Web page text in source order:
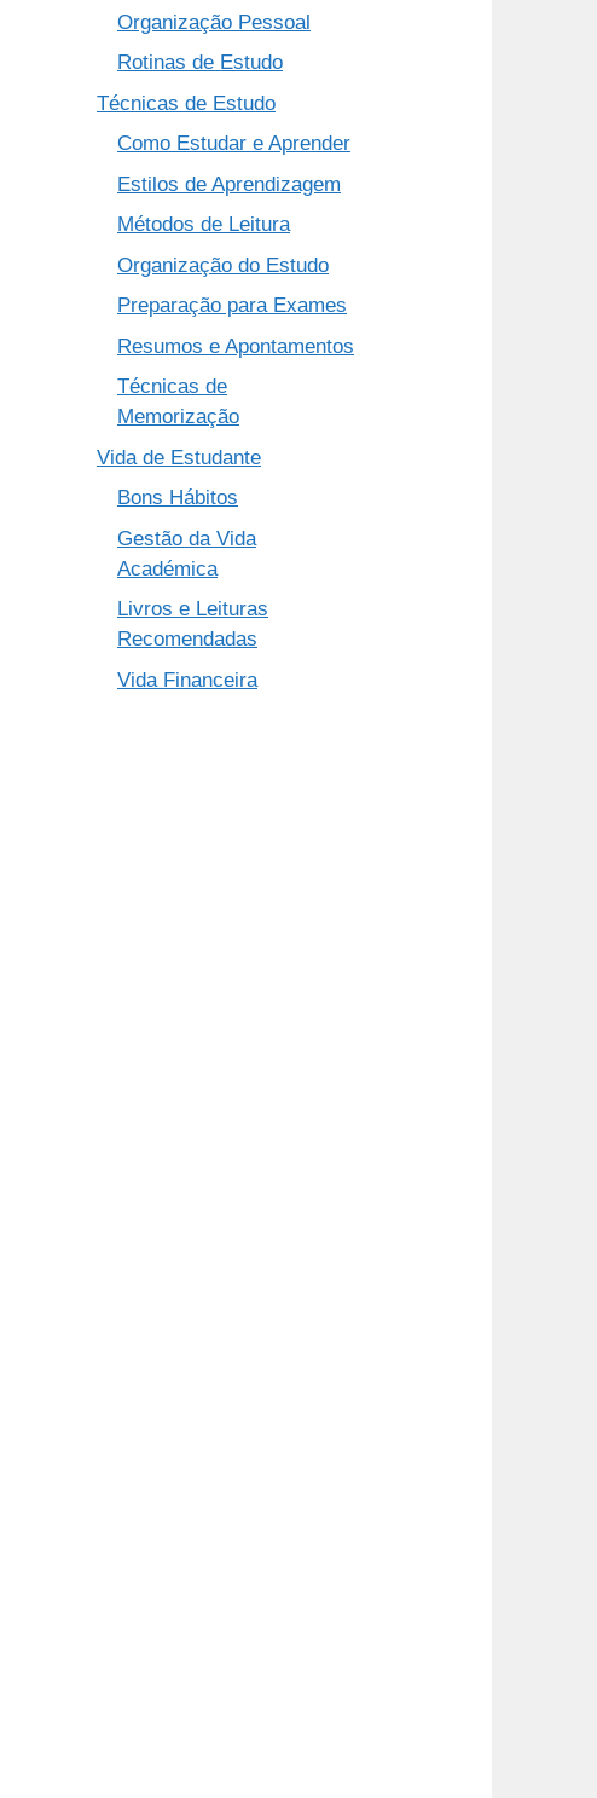
Organização Pessoal
Rotinas de Estudo
Técnicas de Estudo
Como Estudar e Aprender
Estilos de Aprendizagem
Métodos de Leitura
Organização do Estudo
Preparação para Exames
Resumos e Apontamentos
Técnicas de
Memorização
Vida de Estudante
Bons Hábitos
Gestão da Vida
Académica
Livros e Leituras
Recomendadas
Vida Financeira